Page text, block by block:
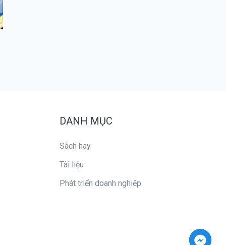
DANH MỤC
Sách hay
Tài liệu
Phát triển doanh nghiệp